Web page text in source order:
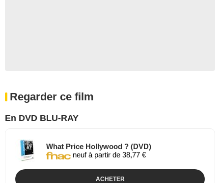
Regarder ce film
En DVD BLU-RAY
What Price Hollywood ? (DVD)
neuf à partir de 38,77 €
ACHETER